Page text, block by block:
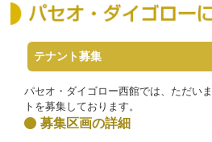
テナント募集
パセオ・ダイゴロー西館では、ただい
トを募集しております。
募集区画の詳細